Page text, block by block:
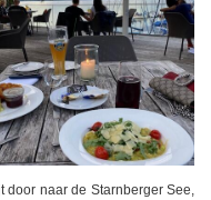
door naar de Starnberger See,